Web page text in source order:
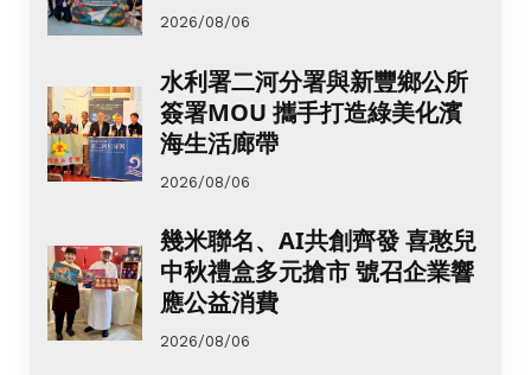
2026/08/06
水利署二河分署與新豐鄉公所
簽署MOU 攜手打造綠美化濱
海生活廊帶
2026/08/06
幾米聯名、AI共創齊發 喜憨兒
中秋禮盒多元搶市 號召企業響
應公益消費
2026/08/06